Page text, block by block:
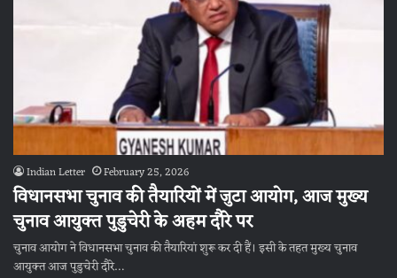
Indian Letter February 25, 2026
विधानसभा चुनाव की तैयारियों में जुटा आयोग, आज मुख्य
चुनाव आयुक्त पुडुचेरी के अहम दौरे पर
चुनाव आयोग ने विधानसभा चुनाव की तैयारियां शुरू कर दी हैं। इसी के तहत मुख्य चुनाव
आयुक्त आज पुडुचेरी दौरे…